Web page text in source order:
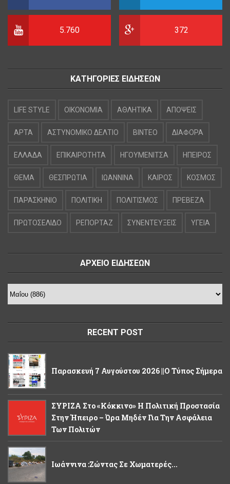
5.760 372
ΚΑΤΗΓΟΡΙΕΣ ΕΙΔΗΣΕΩΝ
LIFE STYLE OIKONOMIA ΑΘΛΗΤΙΚΑ ΑΠΟΨΕΙΣ
ΑΡΤΑ ΑΣΤΥΝΟΜΙΚΟ ΔΕΛΤΙΟ ΒΙΝΤΕΟ ΔΙΑΦΟΡΑ
ΕΛΛΑΔΑ ΕΠΙΚΑΙΡΟΤΗΤΑ ΗΓΟΥΜΕΝΙΤΣΑ ΗΠΕΙΡΟΣ
ΘΕΜΑ ΘΕΣΠΡΩΤΙΑ ΙΩΑΝΝΙΝΑ ΚΑΙΡΟΣ ΚΟΣΜΟΣ
ΠΑΡΑΣΚΗΝΙΟ ΠΟΛΙΤΙΚΗ ΠΟΛΙΤΙΣΜΟΣ ΠΡΕΒΕΖΑ
ΠΡΩΤΟΣΕΛΙΔΟ ΡΕΠΟΡΤΑΖ ΣΥΝΕΝΤΕΥΞΕΙΣ ΥΓΕΙΑ
ΑΡΧΕΙΟ ΕΙΔΗΣΕΩΝ
RECENT POST
Παρασκευή 7 Αυγούστου 2026 ||Ο Τύπος Σήμερα
ΣΥΡΙΖΑ Στο «κόκκινο» Η Πολιτική Προστασία
Στην Ήπειρο – Ώρα Μηδέν Για Την Ασφάλεια
Των Πολιτών
Ιωάννινα :Ζώντας Σε Χωματερές...